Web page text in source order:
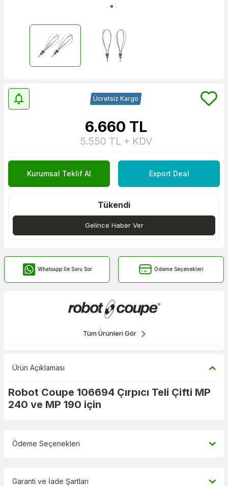
Ücretsiz Kargo
6.660 TL
5.550 TL + KDV
Kurumsal Teklif Al Export Deal
Tükendi
Gelince Haber Ver
Whatsapp İle Soru Sor Ödeme Seçenekleri
Tüm Ürünleri Gör
Ürün Açıklaması
Robot Coupe 106694 Çırpıcı Teli Çifti MP
240 ve MP 190 için
Ödeme Seçenekleri
Garanti ve İade Şartları